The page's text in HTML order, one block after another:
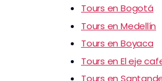
Tours en Bogotá
Tours en Medellín
Tours en Boyaca
Tours en El eje
Tours en